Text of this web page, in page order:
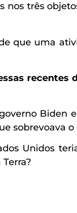
nos três
que uma
recentes
Biden
sobrevoava
Unidos